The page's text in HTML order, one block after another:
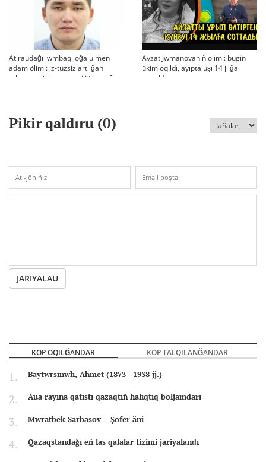
Atıraudağı jwmbaq joğalu men
adam ölimi: iz-tüzsiz artılğan
otbası, policiya tergeui jäne qoğam
Ayzat Jwmanovanıñ ölimi: bügin
ükim oqıldı, ayıptaluşı 14 jılğa
sottaldı
Pikir qaldıru (0)
JARIYALAU
KÖP OQILĞANDAR KÖP TALQILANĞANDAR
Baytwrsınwlı, Ahmet (1873—1938 jj.)
Aua rayına qatıstı qazaqtıñ halıqtıq boljamdarı
Mwratbek Sarbasov – Şofer äni
Qazaqstandağı eñ las qalalar tizimi jariyalandı